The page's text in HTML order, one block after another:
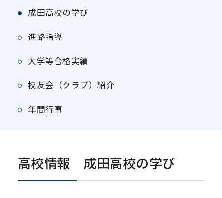
成田高校の学び
進路指導
大学等合格実績
校友会（クラブ）紹介
年間行事
高校情報 成田高校の学び